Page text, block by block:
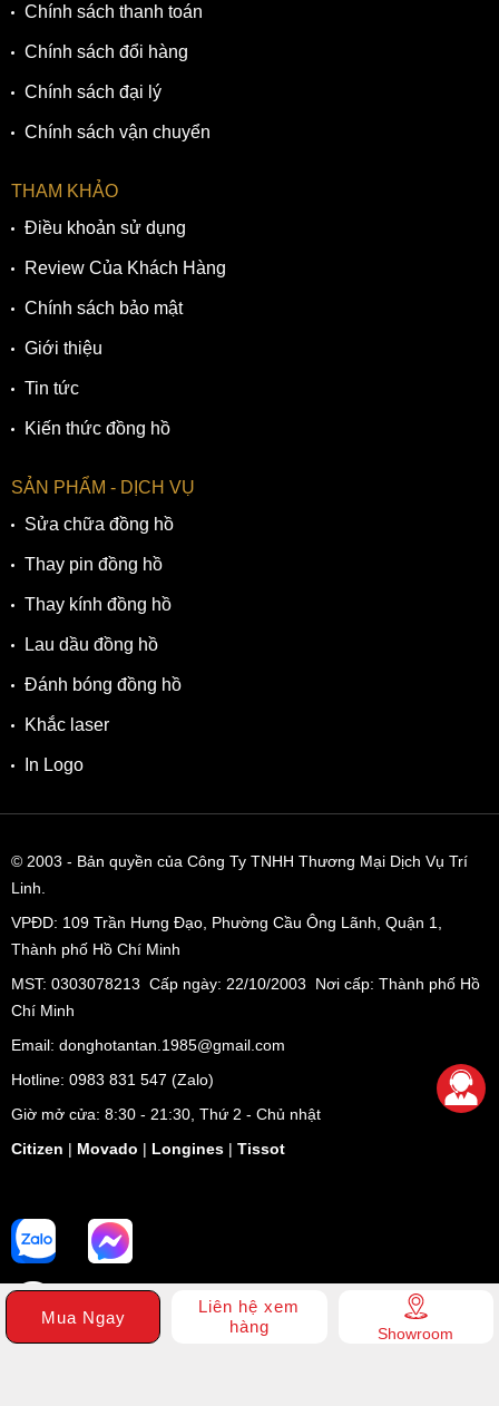
Mua Ngay
Liên hệ xem
hàng
Showroom
Chính sách thanh toán
Chính sách đổi hàng
Chính sách đại lý
Chính sách vận chuyển
THAM KHẢO
Điều khoản sử dụng
Review Của Khách Hàng
Chính sách bảo mật
Giới thiệu
Tin tức
Kiến thức đồng hồ
SẢN PHẨM - DỊCH VỤ
Sửa chữa đồng hồ
Thay pin đồng hồ
Thay kính đồng hồ
Lau dầu đồng hồ
Đánh bóng đồng hồ
Khắc laser
In Logo
© 2003 - Bản quyền của Công Ty TNHH Thương Mại Dịch Vụ Trí
Linh.
VPĐD: 109 Trần Hưng Đạo, Phường Cầu Ông Lãnh, Quận 1,
Thành phố Hồ Chí Minh
MST: 0303078213 Cấp ngày: 22/10/2003 Nơi cấp: Thành phố Hồ
Chí Minh
Email: donghotantan.1985@gmail.com
Hotline: 0983 831 547 (Zalo)
Giờ mở cửa: 8:30 - 21:30, Thứ 2 - Chủ nhật
Citizen | Movado | Longines | Tissot